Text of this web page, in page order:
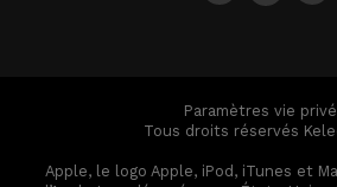
Paramètres vie
Tous droits réservés
Apple, le logo Apple, iPod, iTunes et